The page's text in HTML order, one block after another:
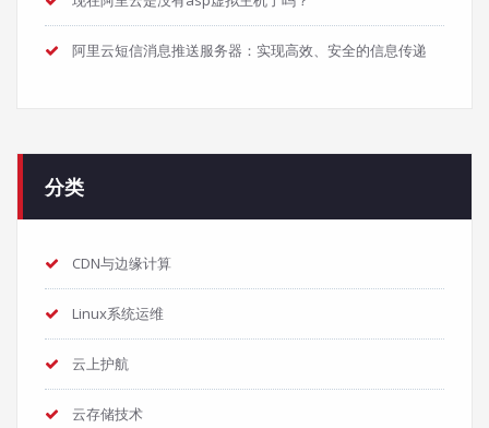
阿里云短信消息推送服务器：实现高效、安全的信息传递
分类
CDN与边缘计算
Linux系统运维
云上护航
云存储技术